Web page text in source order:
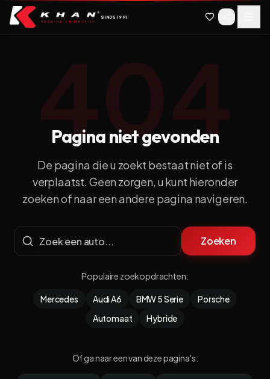
Spring naar hoofdinhoudSpring naar navigatie
SINDS 1991
404
Pagina niet gevonden
De pagina die u zoekt bestaat niet of is
verplaatst. Geen zorgen, u kunt hieronder
zoeken of naar een andere pagina navigeren.
Zoeken
Populaire zoekopdrachten:
Mercedes Audi A6 BMW 5 Serie
Porsche
Automaat
Hybride
Of ga naar een van deze pagina's: